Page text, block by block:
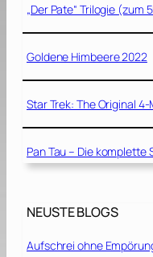
„Der Pate“ Trilogie (zum
Goldene Himbeere 2022
Star Trek: The Original
Pan Tau – Die komplette
NEUSTE BLOGS
Aufschrei ohne